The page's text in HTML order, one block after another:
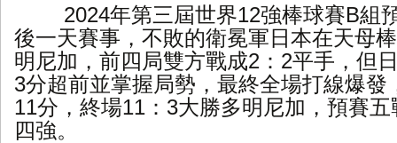
2024年第三屆世界12強棒球賽B組
後一天賽事，不敗的衛冕軍日本在天母
明尼加，前四局雙方戰成2：2平手，但
3分超前並掌握局勢，最終全場打線爆發
11分，終場11：3大勝多明尼加，預賽
四強。